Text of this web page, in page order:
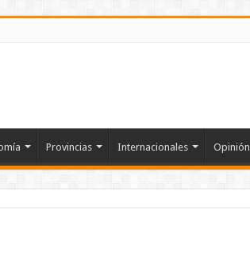
Provincias Internacionales Opinión